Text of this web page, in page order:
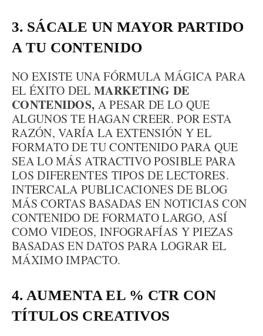
3. SÁCALE UN MAYOR PARTIDO
A TU CONTENIDO
NO EXISTE UNA FÓRMULA MÁGICA PARA
EL ÉXITO DEL MARKETING DE
CONTENIDOS, A PESAR DE LO QUE
ALGUNOS TE HAGAN CREER. POR ESTA
RAZÓN, VARÍA LA EXTENSIÓN Y EL
FORMATO DE TU CONTENIDO PARA QUE
SEA LO MÁS ATRACTIVO POSIBLE PARA
LOS DIFERENTES TIPOS DE LECTORES.
INTERCALA PUBLICACIONES DE BLOG
MÁS CORTAS BASADAS EN NOTICIAS CON
CONTENIDO DE FORMATO LARGO, ASÍ
COMO VIDEOS, INFOGRAFÍAS Y PIEZAS
BASADAS EN DATOS PARA LOGRAR EL
MÁXIMO IMPACTO.
4. AUMENTA EL % CTR CON
TÍTULOS CREATIVOS